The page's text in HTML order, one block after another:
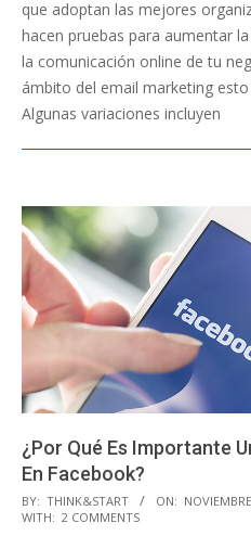
que adoptan las mejores
hacen pruebas para aumentar
la comunicación online de tu
ámbito del email marketing
Algunas variaciones incluyen
¿Por Qué Es Importante
En Facebook?
2014-
11-
BY: THINK&START ON:
WITH: 2 COMMENTS